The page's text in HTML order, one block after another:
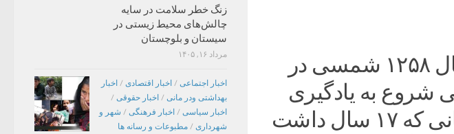
ابوالقاسم عارف قزوینی در سال ۱۲۵۸ شمسی در
آمد و در ۱۳ سالگی شروع به یادگیری
موسیقی کرد. با مرگ پدر و زمانی که ۱۷ سال داشت
زنگ خطر سلامت در سایه
چالش‌های محیط زیستی در
سیستان و بلوچستان
مرداد ۱۶, ۱۴۰۵
اخبار اجتماعی / اخبار اقتصادی / اخبار
بهداشتی ودر مانی / اخبار حقوقی /
اخبار سیاسی / اخبار فرهنگی / شهر و
شهرداری / مطبوعات و رسانه ها